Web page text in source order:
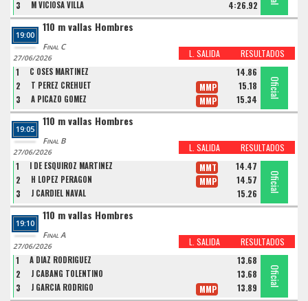
3 M VICIOSA VILLA 4:26.92
19:00
110 m vallas Hombres
Final C
L. SALIDA RESULTADOS
27/06/2026
1 C OSES MARTINEZ 14.86
Oficial
2 T PEREZ CREHUET 15.18
MMP Oficial
3 A PICAZO GOMEZ 15.34
MMP
Oficial
19:05
110 m vallas Hombres
Final B
L. SALIDA RESULTADOS
27/06/2026
1 I DE ESQUIROZ MARTINEZ 14.47
MMT
Oficial
2 H LOPEZ PERAGON 14.57
MMP Oficial
3 J CARDIEL NAVAL 15.26
Oficial
19:10
110 m vallas Hombres
Final A
L. SALIDA RESULTADOS
27/06/2026
1 A DIAZ RODRIGUEZ 13.68
Oficial
2 J CABANG TOLENTINO 13.68 Oficial
3 J GARCIA RODRIGO 13.89
MMP
Oficial